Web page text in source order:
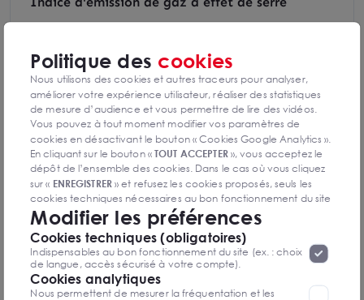
Diagnostics GES en cours de réalisation
Antoine SIROT
Angoulême
07 89 33 50 89
Mettre en favoris
Politique des cookies
Nous utilisons des cookies et autres traceurs pour analyser,
améliorer votre expérience utilisateur, réaliser des statistiques
de mesure d’audience et vous permettre de lire des vidéos.
Vous pouvez à tout moment modifier vos paramètres de
cookies en désactivant le bouton « Cookies Google Analytics ».
En cliquant sur le bouton «TOUT ACCEPTER», vous acceptez le
dépôt de l’ensemble des cookies. Dans le cas où vous cliquez
sur « ENREGISTRER» et refusez les cookies proposés, seuls les
cookies techniques nécessaires au bon fonctionnement du site
seront déposés. Pour plus d’informations, vous pouvez consulter
«Protection des données à caractère
personnel ».Lorsque vous naviguez sur notre site internet, il
peut être amenée à déposer des cookies. Vous avez la
possibilité de désactiver les cookies, ces réglages ne seront
valables que sur le navigateur que vous utilisez actuellement
Modifier les préférences
Cookies techniques (obligatoires)
Indispensables au bon fonctionnement du site (ex. : choix
de langue, accès sécurisé à votre compte).
Cookies analytiques
Nous permettent de mesurer la fréquentation et les